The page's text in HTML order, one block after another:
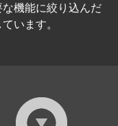
機能に絞り込んだ
います。